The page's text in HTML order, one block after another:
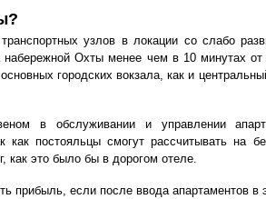
узлов в локации со слабо
Охты менее чем в 10 минутах от
городских вокзала, как и
в обслуживании и управлении
как постояльцы смогут рассчитывать на
как это было бы в дорогом отеле.
прибыль, если после ввода апартаментов